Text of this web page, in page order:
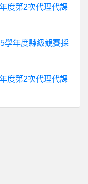
度第2次代理代課
學年度縣級競賽採
度第2次代理代課